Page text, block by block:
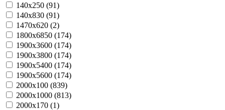
140х250 (91)
140х830 (91)
1470х620 (2)
1800х6850 (174)
1900х3600 (174)
1900х3800 (174)
1900х5400 (174)
1900х5600 (174)
2000х100 (839)
2000х1000 (813)
2000х170 (1)